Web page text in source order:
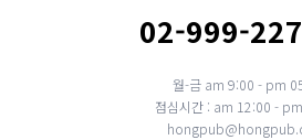
02-999-
월-금 am 9:00 - pm
점심시간 : am 12:00 -